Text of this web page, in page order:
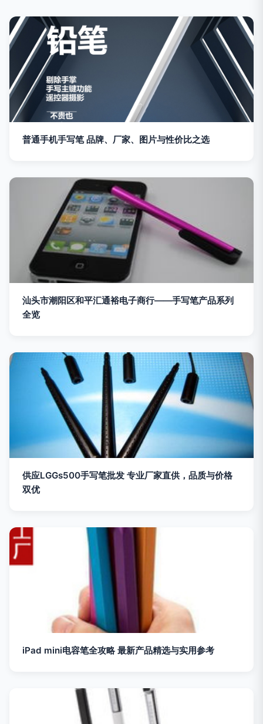
普通手机手写笔 品牌、厂家、图片与性价比之选
汕头市潮阳区和平汇通裕电子商行——手写笔产品系列
全览
供应LGGs500手写笔批发 专业厂家直供，品质与价格
双优
iPad mini电容笔全攻略 最新产品精选与实用参考